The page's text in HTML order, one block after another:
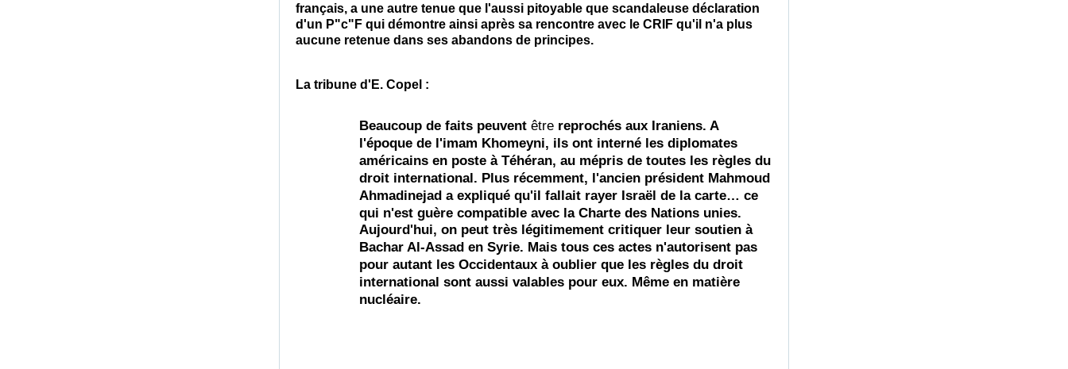
français, a une autre tenue que l'aussi pitoyable que scandaleuse déclaration
d'un P"c"F qui démontre ainsi après sa rencontre avec le CRIF qu'il n'a plus
aucune retenue dans ses abandons de principes.
La tribune d'E. Copel :
Beaucoup de faits peuvent être reprochés aux Iraniens. A
l'époque de l'imam Khomeyni, ils ont interné les diplomates
américains en poste à Téhéran, au mépris de toutes les règles du
droit international. Plus récemment, l'ancien président Mahmoud
Ahmadinejad a expliqué qu'il fallait rayer Israël de la carte… ce
qui n'est guère compatible avec la Charte des Nations unies.
Aujourd'hui, on peut très légitimement critiquer leur soutien à
Bachar Al-Assad en Syrie. Mais tous ces actes n'autorisent pas
pour autant les Occidentaux à oublier que les règles du droit
international sont aussi valables pour eux. Même en matière
nucléaire.